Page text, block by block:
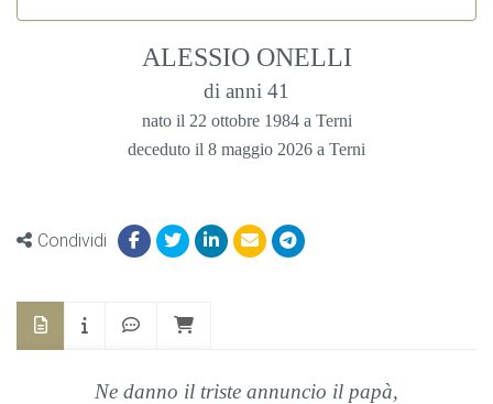
ALESSIO ONELLI
di anni 41
nato il 22 ottobre 1984 a Terni
deceduto il 8 maggio 2026 a Terni
Condividi
Ne danno il triste annuncio il papà,